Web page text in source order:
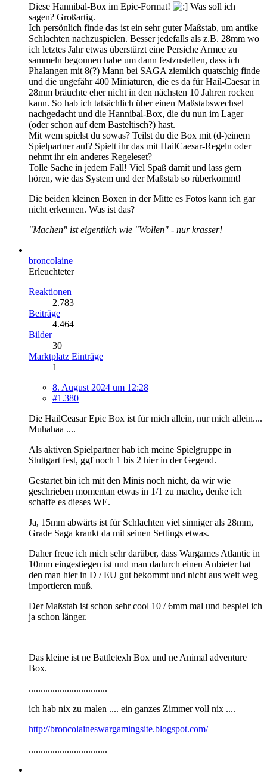
Diese Hannibal-Box im Epic-Format!
Was soll ich
sagen? Großartig.
Ich persönlich finde das ist ein sehr guter Maßstab, um antike
Schlachten nachzuspielen. Besser jedefalls als z.B. 28mm wo
ich letztes Jahr etwas überstürzt eine Persiche Armee zu
sammeln begonnen habe um dann festzustellen, dass ich
Phalangen mit 8(?) Mann bei SAGA ziemlich quatschig finde
und die ungefähr 400 Miniaturen, die es da für Hail-Caesar in
28mm bräuchte eher nicht in den nächsten 10 Jahren rocken
kann. So hab ich tatsächlich über einen Maßstabswechsel
nachgedacht und die Hannibal-Box, die du nun im Lager
(oder schon auf dem Basteltisch?) hast.
Mit wem spielst du sowas? Teilst du die Box mit (d-)einem
Spielpartner auf? Spielt ihr das mit HailCaesar-Regeln oder
nehmt ihr ein anderes Regeleset?
Tolle Sache in jedem Fall! Viel Spaß damit und lass gern
hören, wie das System und der Maßstab so rüberkommt!
Die beiden kleinen Boxen in der Mitte es Fotos kann ich gar
nicht erkennen. Was ist das?
"Machen" ist eigentlich wie "Wollen" - nur krasser!
broncolaine
Erleuchteter
Reaktionen
2.783
Beiträge
4.464
Bilder
30
Marktplatz Einträge
1
8. August 2024 um 12:28
#1.380
Die HailCeasar Epic Box ist für mich allein, nur mich allein....
Muhahaa ....
Als aktiven Spielpartner hab ich meine Spielgruppe in
Stuttgart fest, ggf noch 1 bis 2 hier in der Gegend.
Gestartet bin ich mit den Minis noch nicht, da wir wie
geschrieben momentan etwas in 1/1 zu mache, denke ich
schaffe es dieses WE.
Ja, 15mm abwärts ist für Schlachten viel sinniger als 28mm,
Grade Saga krankt da mit seinen Settings etwas.
Daher freue ich mich sehr darüber, dass Wargames Atlantic in
10mm eingestiegen ist und man dadurch einen Anbieter hat
den man hier in D / EU gut bekommt und nicht aus weit weg
importieren muß.
Der Maßstab ist schon sehr cool 10 / 6mm mal und bespiel ich
ja schon länger.
Das kleine ist ne Battletexh Box und ne Animal adventure
Box.
.................................
ich hab nix zu malen .... ein ganzes Zimmer voll nix ....
http://broncolaineswargamingsite.blogspot.com/
.................................